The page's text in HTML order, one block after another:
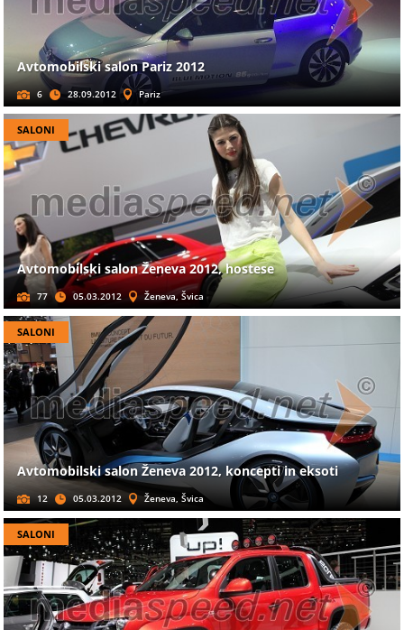
Avtomobilski salon Pariz 2012
6 28.09.2012 Pariz
SALONI
Avtomobilski salon Ženeva 2012, hostese
77 05.03.2012 Ženeva, Švica
SALONI
Avtomobilski salon Ženeva 2012, koncepti in eksoti
12 05.03.2012 Ženeva, Švica
SALONI